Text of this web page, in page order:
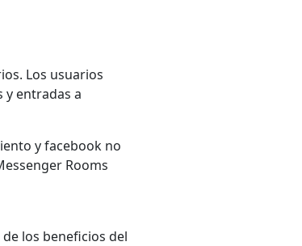
Los usuarios
y entradas a
y facebook no
Rooms
los beneficios del